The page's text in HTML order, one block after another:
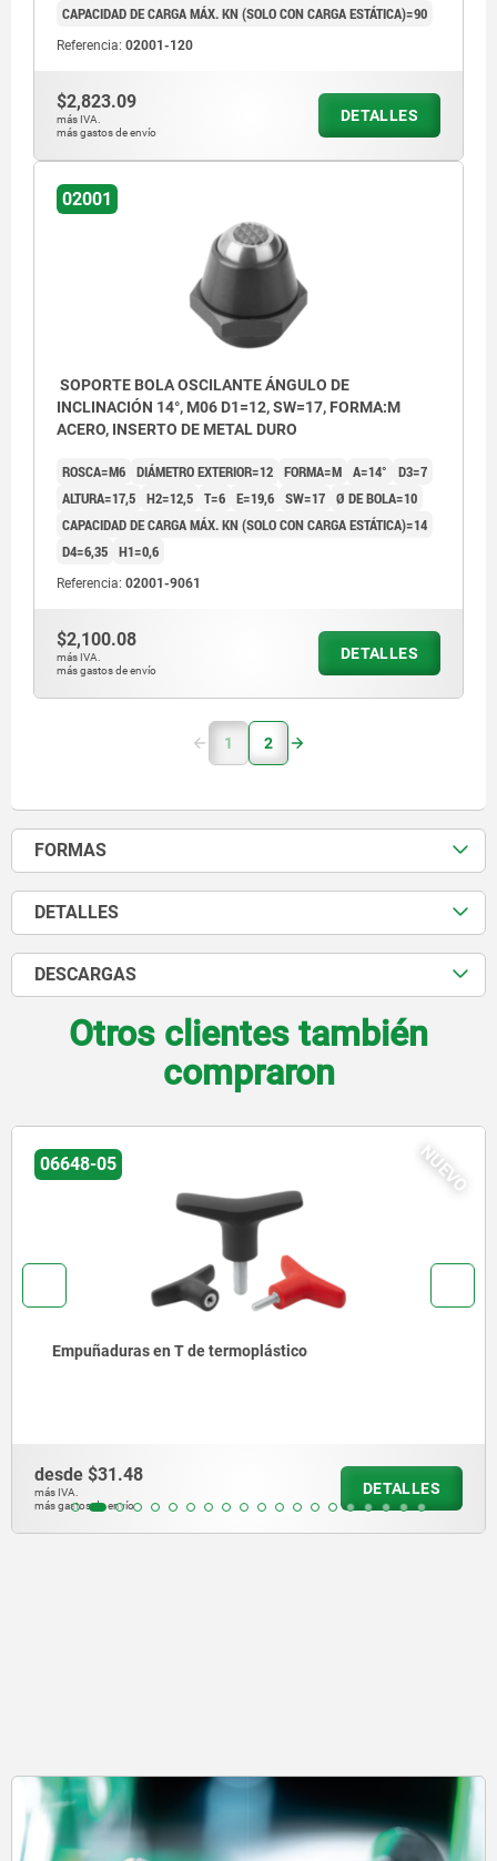
CAPACIDAD DE CARGA MÁX. KN (SOLO CON CARGA ESTÁTICA)=90
Referencia: 02001-120
$2,823.09
más IVA.
más gastos de envío
DETALLES
02001
SOPORTE BOLA OSCILANTE ÁNGULO DE
INCLINACIÓN 14°, M06 D1=12, SW=17, FORMA:M
ACERO, INSERTO DE METAL DURO
ROSCA=M6 DIÁMETRO EXTERIOR=12 FORMA=M Α=14°
D3=7
ALTURA=17,5 H2=12,5 T=6 E=19,6 SW=17 Ø DE BOLA=10
CAPACIDAD DE CARGA MÁX. KN (SOLO CON CARGA ESTÁTICA)=14
D4=6,35 H1=0,6
Referencia: 02001-9061
$2,100.08
más IVA.
más gastos de envío
DETALLES
1 2
FORMAS
DETALLES
DESCARGAS
Otros clientes también
compraron
en T de termoplástico
06648-07
desde
más IVA.
más gastos de